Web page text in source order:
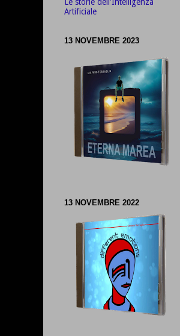
Artificiale
13 NOVEMBRE 2023
13 NOVEMBRE 2022